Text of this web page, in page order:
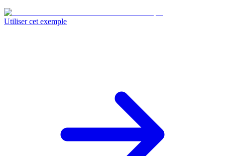
Utiliser cet exemple